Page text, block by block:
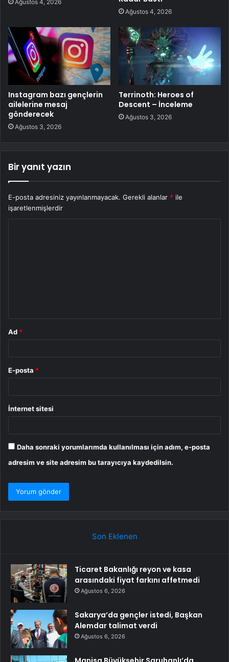
Ağustos 4, 2026
Ağustos 4, 2026
Instagram bazı gençlerin
ailelerine mesaj
gönderecek
Ağustos 3, 2026
Terrinoth: Heroes of
Descent – İnceleme
Ağustos 3, 2026
Bir yanıt yazın
E-posta adresiniz yayınlanmayacak. Gerekli alanlar * ile
işaretlenmişlerdir
Ad *
E-posta *
İnternet sitesi
Daha sonraki yorumlarımda kullanılması için adım, e-posta
adresim ve site adresim bu tarayıcıya kaydedilsin.
Son Eklenen
Ticaret Bakanlığı reyon ve kasa
arasındaki fiyat farkını affetmedi
Ağustos 6, 2026
Sakarya’da gençler istedi, Başkan
Alemdar talimat verdi
Ağustos 6, 2026